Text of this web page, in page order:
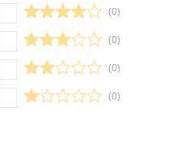
(0)
(0)
(0)
(0)